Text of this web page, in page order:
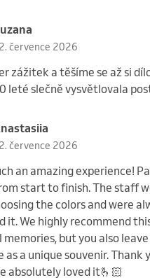
července 2026
zážitek a těšíme se až si
leté slečně vysvětlovala
července 2026
an amazing experience!
start to finish. The staff
the colors and were
it. We highly recommend
but you also
as a unique souvenir.
absolutely loved it🫰🏻